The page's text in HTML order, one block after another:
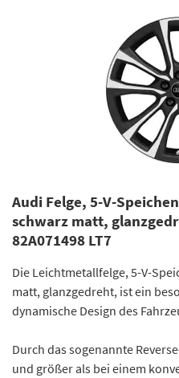
Audi Felge, 5-V-
schwarz matt,
82A071498 LT7
Die Leichtmetallfelge, 5-V-
matt, glanzgedreht, ist ein
dynamische Design des
Durch das sogenannte
und größer als bei einem